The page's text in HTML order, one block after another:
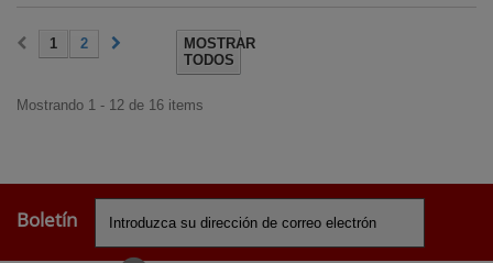
MOSTRAR
TODOS
1 2
Mostrando 1 - 12 de 16 items
Boletín